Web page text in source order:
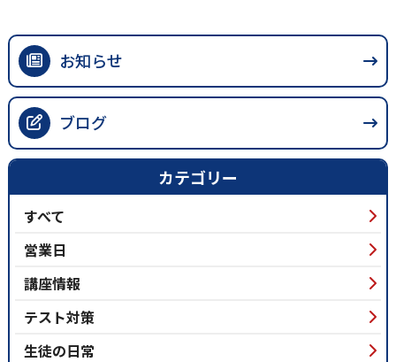
お知らせ
ブログ
カテゴリー
すべて
営業日
講座情報
テスト対策
生徒の日常